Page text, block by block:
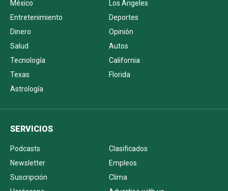
México
Los Ángeles
Entretenimiento
Deportes
Dinero
Opinión
Salud
Autos
Tecnología
California
Texas
Florida
Astrología
SERVICIOS
Podcasts
Clasificados
Newsletter
Empleos
Suscripción
Clima